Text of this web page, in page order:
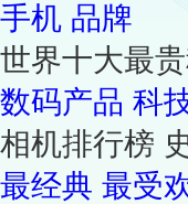
手机 品牌
世界十大最
数码产品 科
相机排行榜
最经典 最受